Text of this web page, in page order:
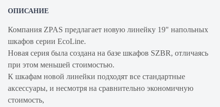
ОПИСАНИЕ
Компания ZPAS предлагает новую линейку 19" напольных
шкафов серии EcoLine.
Новая серия была создана на базе шкафов SZBR, отличаясь
при этом меньшей стоимостью.
К шкафам новой линейки подходят все стандартные
аксессуары, и несмотря на сравнительно экономичную
стоимость,